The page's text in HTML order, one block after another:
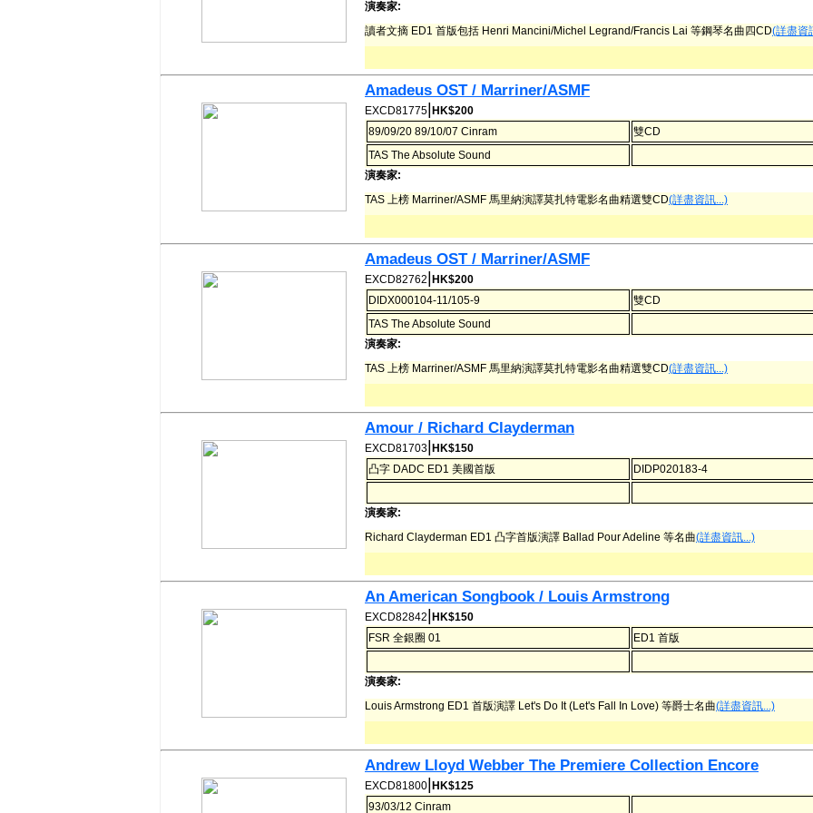
演奏家:
讀者文摘 ED1 首版包括 Henri Mancini/Michel Legrand/Francis Lai 等鋼琴名曲四CD(詳盡資
Amadeus OST / Marriner/ASMF
EXCD81775|HK$200
89/09/20 89/10/07 Cinram
雙CD
TAS The Absolute Sound
演奏家:
TAS 上榜 Marriner/ASMF 馬里納演譯莫扎特電影名曲精選雙CD(詳盡資訊...)
Amadeus OST / Marriner/ASMF
EXCD82762|HK$200
DIDX000104-11/105-9
雙CD
TAS The Absolute Sound
演奏家:
TAS 上榜 Marriner/ASMF 馬里納演譯莫扎特電影名曲精選雙CD(詳盡資訊...)
Amour / Richard Clayderman
EXCD81703|HK$150
凸字 DADC ED1 美國首版
DIDP020183-4
演奏家:
Richard Clayderman ED1 凸字首版演譯 Ballad Pour Adeline 等名曲(詳盡資訊...)
An American Songbook / Louis Armstrong
EXCD82842|HK$150
FSR 全銀圈 01
ED1 首版
演奏家:
Louis Armstrong ED1 首版演譯 Let's Do It (Let's Fall In Love) 等爵士名曲(詳盡資訊...)
Andrew Lloyd Webber The Premiere Collection Encore
EXCD81800|HK$125
93/03/12 Cinram